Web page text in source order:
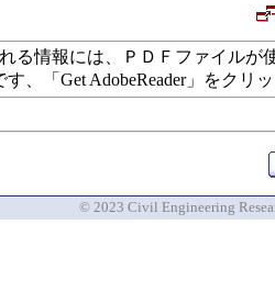
る情報には、ＰＤＦファイル
す、「Get AdobeReader」をク
© 2023 Civil Engineering